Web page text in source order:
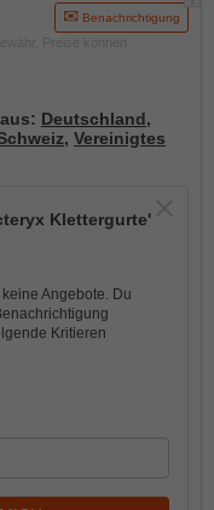
Benachrichtigung
Deutschland,
, Vereinigtes
Klettergurte'
Angebote. Du
Kritieren